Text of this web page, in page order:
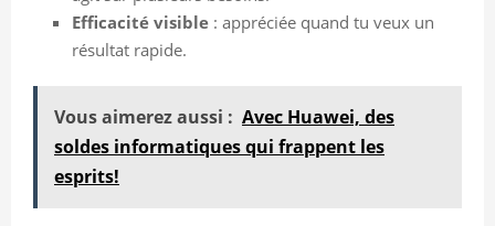
Efficacité visible : appréciée quand tu veux un
résultat rapide.
Vous aimerez aussi : Avec Huawei, des
soldes informatiques qui frappent les
esprits!